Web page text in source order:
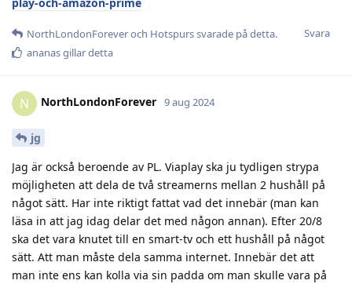
Svara
NorthLondonForeveroch Hotspurssvarade på detta.
ananasgillar detta
N NorthLondonForever 9 aug 2024
jg
Jag är också beroende av PL. Viaplay ska ju tydligen strypa
möjligheten att dela de två streamerns mellan 2 hushåll på
något sätt. Har inte riktigt fattat vad det innebär (man kan
läsa in att jag idag delar det med någon annan). Efter 20/8
ska det vara knutet till en smart-tv och ett hushåll på något
sätt. Att man måste dela samma internet. Innebär det att
man inte ens kan kolla via sin padda om man skulle vara på